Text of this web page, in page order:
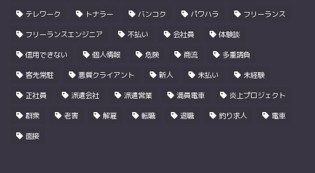
テレワーク トナラー バンコク パワハラ フリーランス
フリーランスエンジニア 不払い 会社員 体験談
信用できない 個人情報 危険 商流 多重請負
客先常駐 悪質クライアント 新人 未払い 未経験
正社員 派遣会社 派遣営業 満員電車 炎上プロジェクト
群衆 老害 解雇 転職 退職 釣り求人 電車
面接